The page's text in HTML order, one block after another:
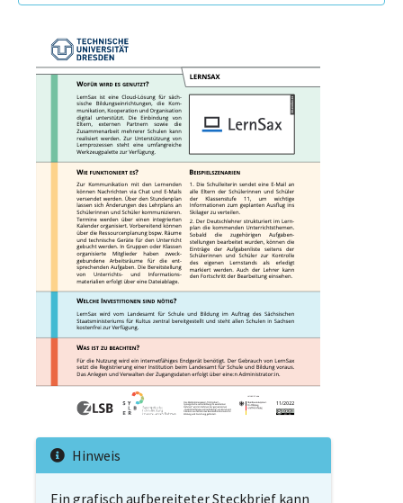
Hinweis
Ein grafisch aufbereiteter Steckbrief kann